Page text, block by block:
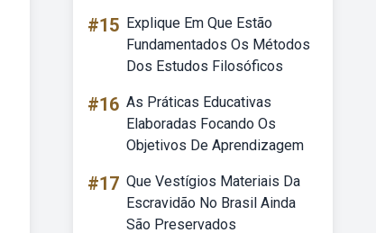
#15 Explique Em Que Estão
Fundamentados Os Métodos
Dos Estudos Filosóficos
#16 As Práticas Educativas
Elaboradas Focando Os
Objetivos De Aprendizagem
#17 Que Vestígios Materiais Da
Escravidão No Brasil Ainda
São Preservados